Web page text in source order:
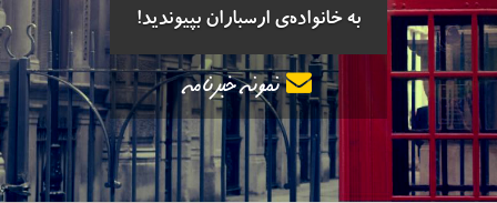
نمونه خبرنامه